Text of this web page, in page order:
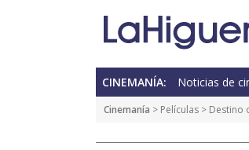
CINEMANÍA: Noticias de
Cinemanía > Películas > Destino